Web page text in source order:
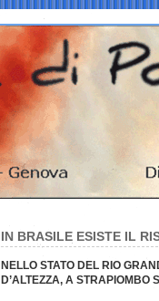
IN BRASILE ESISTE IL
NELLO STATO DEL RIO
D’ALTEZZA, A STRAPIOMBO